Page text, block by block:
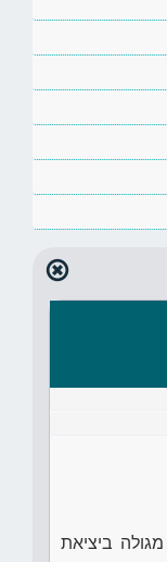
מגולה ביציאת